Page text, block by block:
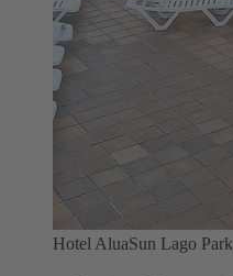
Hotel AluaSun Lago Park